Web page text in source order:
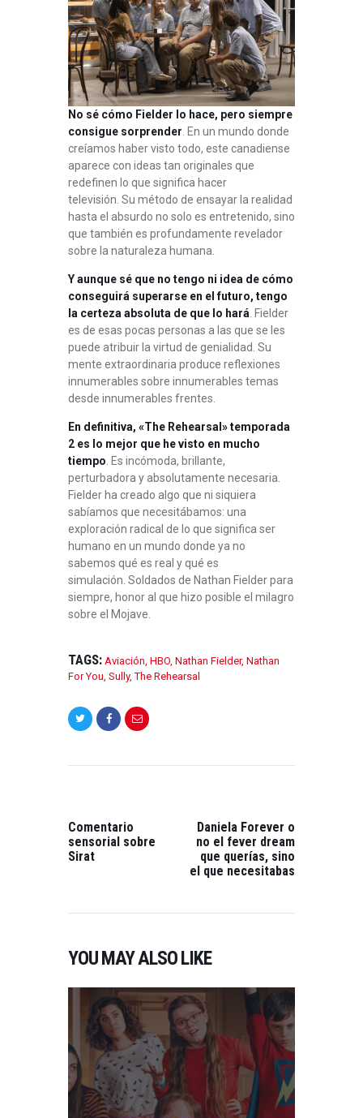
No sé cómo Fielder lo hace, pero siempre
consigue sorprender . En un mundo donde
creíamos haber visto todo, este canadiense
aparece con ideas tan originales que
redefinen lo que significa hacer
televisión. Su método de ensayar la realidad
hasta el absurdo no solo es entretenido, sino
que también es profundamente revelador
sobre la naturaleza humana.
Y aunque sé que no tengo ni idea de cómo
conseguirá superarse en el futuro, tengo
la certeza absoluta de que lo hará . Fielder
es de esas pocas personas a las que se les
puede atribuir la virtud de genialidad. Su
mente extraordinaria produce reflexiones
innumerables sobre innumerables temas
desde innumerables frentes.
En definitiva, «The Rehearsal» temporada
2 es lo mejor que he visto en mucho
tiempo . Es incómoda, brillante,
perturbadora y absolutamente necesaria.
Fielder ha creado algo que ni siquiera
sabíamos que necesitábamos: una
exploración radical de lo que significa ser
humano en un mundo donde ya no
sabemos qué es real y qué es
simulación. Soldados de Nathan Fielder para
siempre, honor al que hizo posible el milagro
sobre el Mojave.
TAGS: Aviación HBO Nathan Fielder, Nathan
For You Sully,The Rehearsal
POST:
Comentario
sensorial sobre
Sirat
Daniela Forever o
no el fever dream
que querías, sino
el que necesitabas
YOU MAY ALSO LIKE